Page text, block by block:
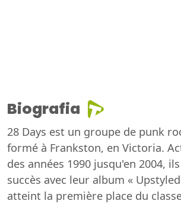
Biografia
28 Days est un groupe de punk
formé à Frankston, en Victoria.
des années 1990 jusqu'en 2004,
succès avec leur album «
atteint la première place du